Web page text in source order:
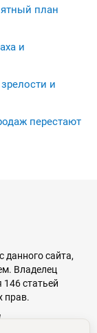
план
и
и
перестают
данного сайта,
Владелец
146 статьей
прав.